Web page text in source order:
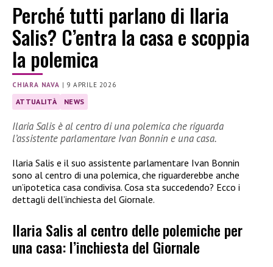
Perché tutti parlano di Ilaria
Salis? C’entra la casa e scoppia
la polemica
CHIARA NAVA | 9 APRILE 2026
ATTUALITÀ NEWS
Ilaria Salis è al centro di una polemica che riguarda
l’assistente parlamentare Ivan Bonnin e una casa.
Ilaria Salis e il suo assistente parlamentare Ivan Bonnin
sono al centro di una polemica, che riguarderebbe anche
un’ipotetica casa condivisa. Cosa sta succedendo? Ecco i
dettagli dell’inchiesta del Giornale.
Ilaria Salis al centro delle polemiche per
una casa: l’inchiesta del Giornale